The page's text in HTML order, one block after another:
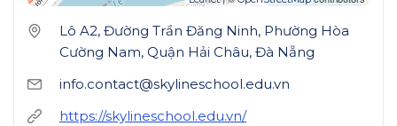
Lô A2, Đường Trần Đăng Ninh, Phường Hòa
Cường Nam, Quận Hải Châu, Đà Nẵng
info.contact@skylineschool.edu.vn
https://skylineschool.edu.vn/